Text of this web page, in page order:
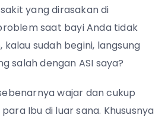
yang dirasakan di
saat bayi Anda tidak
kalau sudah begini, langsung
salah dengan ASI saya?
wajar dan cukup
Ibu di luar sana. Khususnya